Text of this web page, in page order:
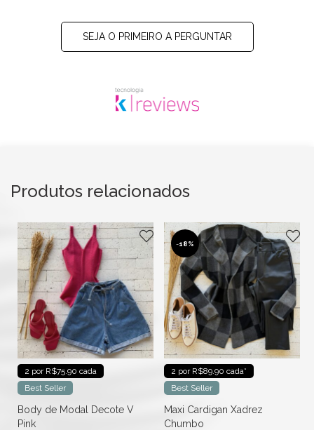
SEJA O PRIMEIRO A PERGUNTAR
Produtos relacionados
2 por R$75.90 cada
Best Seller
Body de Modal Decote V
Pink
-18%
2 por R$89.90 cada*
Best Seller
Maxi Cardigan Xadrez
Chumbo